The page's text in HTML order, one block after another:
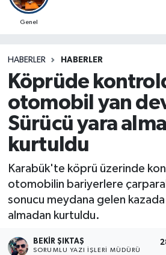
Genel
HABERLER HABERLER
Köprüde
otomobil yan
Sürücü yara
kurtuldu
Karabük'te köprü üzerinde
otomobilin bariyerlere
sonucu meydana gelen
almadan kurtuldu.
BEKIR ŞIKTAŞ
SORUMLU YAZI İŞLERI MÜDÜRÜ
Süper Lig Puan Durumu ve
Son Dakika Haberleri
Haber Arşivi